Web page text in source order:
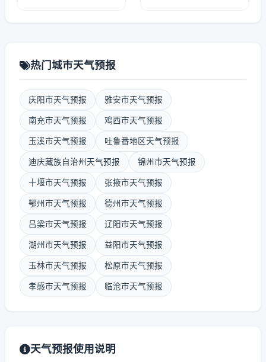
热门城市天气预报
庆阳市天气预报 雅安市天气预报
南充市天气预报 鸡西市天气预报
玉溪市天气预报 吐鲁番地区天气预报
迪庆藏族自治州天气预报 锦州市天气预报
十堰市天气预报 张掖市天气预报
鄂州市天气预报 德州市天气预报
吕梁市天气预报 辽阳市天气预报
湖州市天气预报 益阳市天气预报
玉林市天气预报 松原市天气预报
孝感市天气预报 临沧市天气预报
天气预报使用说明